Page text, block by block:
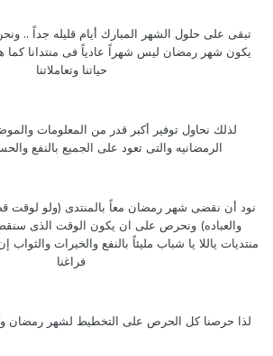
تبقى على حلول الشهر المبارك أيام قليله جداً ..
يكون شهر رمضان ليس شهراً عادياً فى منتدانا كما
حياتنا وتعاملاتنا
لذلك نحاول توفير أكبر قدر من المعلومات
الرمضانيه والتى تعود على الجميع بالنفع
نود أن نقضى شهر رمضان معاً بالمنتدى (ولو لوقت
والعباده) ونحرص على ان يكون الوقت الذى
منتديات ياللا يا شباب مليئاً بالنفع والخيرات
فراغنا
لذا حرصنا كل الحرص على التخطيط لشهر رمضان